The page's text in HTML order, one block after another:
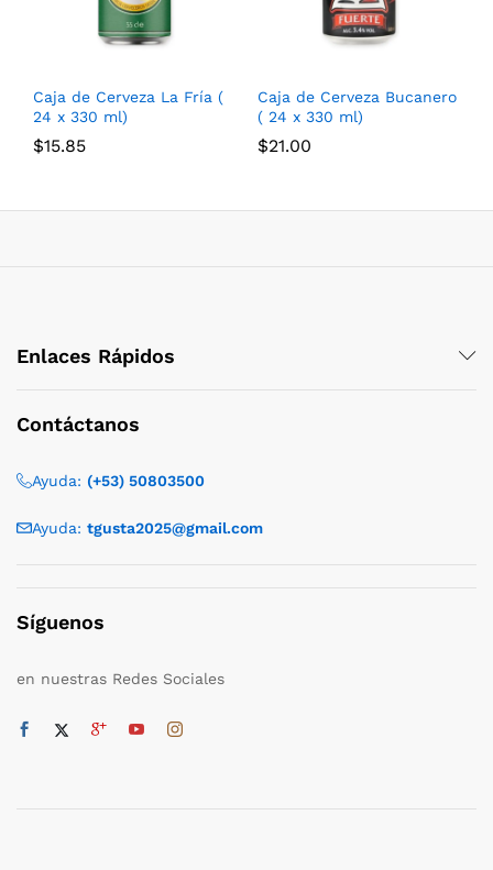
Caja de Cerveza La Fría (
24 x 330 ml)
$15.85
Caja de Cerveza Bucanero
( 24 x 330 ml)
$21.00
Enlaces Rápidos
Contáctanos
Ayuda: (+53) 50803500
Ayuda: tgusta2025@gmail.com
Síguenos
en nuestras Redes Sociales